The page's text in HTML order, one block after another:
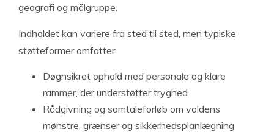
geografi og målgruppe.
Indholdet kan variere fra sted til sted, men typiske
støtteformer omfatter:
Døgnsikret ophold med personale og klare
rammer, der understøtter tryghed
Rådgivning og samtaleforløb om voldens
mønstre, grænser og sikkerhedsplanlægning